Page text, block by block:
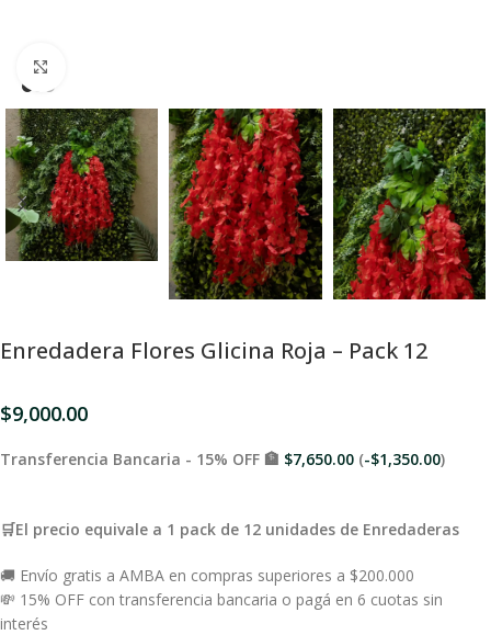
Enredadera Flores Glicina Roja – Pack 12
$9,000.00
Transferencia Bancaria - 15% OFF 🏦 $7,650.00 (-$1,350.00)
🛒El precio equivale a 1 pack de 12 unidades de Enredaderas
🚚 Envío gratis a AMBA en compras superiores a $200.000
💸 15% OFF con transferencia bancaria o pagá en 6 cuotas sin
interés